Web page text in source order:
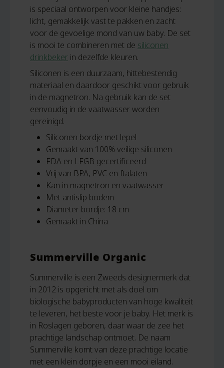
is speciaal ontworpen voor kleine handjes:
licht, gemakkelijk vast te pakken en zacht
voor de gevoelige mond van uw baby. De set
is mooi te combineren met de siliconen
drinkbeker in dezelfde kleuren.
Siliconen is een duurzaam, hittebestendig
materiaal en daardoor geschikt voor gebruik
in de magnetron. Na gebruik kan de set
eenvoudig in de vaatwasser worden
gereinigd.
Siliconen bordje met lepel
Gemaakt van 100% veilige siliconen
FDA en LFGB gecertificeerd
Vrij van BPA, PVC en ftalaten
Kan in magnetron en vaatwasser
Met antislip bodem
Diameter bordje: 18 cm
Gemaakt in China
Summerville Organic
Summerville is een Zweeds designermerk dat
in 2012 is opgericht met als doel om
biologische babyproducten van hoge kwaliteit
te leveren, het beste voor je baby. Het merk is
in Roslagen geboren, daar waar de zee het
prachtige landschap ontmoet. De naam
Summerville komt van deze prachtige locatie
met een klein dorpje en een mooi eiland.